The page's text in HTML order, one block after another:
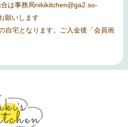
は事務局nikikitchen@ga2.so-
願いします
自宅となります。ご入金後「会員画